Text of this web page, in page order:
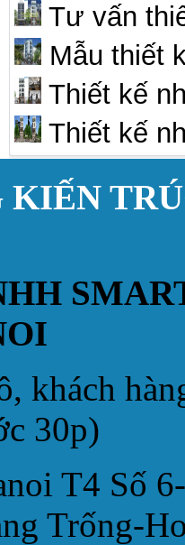
Tư vấn
Mẫu thiết
Thiết kế
Thiết kế
KIẾN
khách
30p)
T4 Số
Trống-